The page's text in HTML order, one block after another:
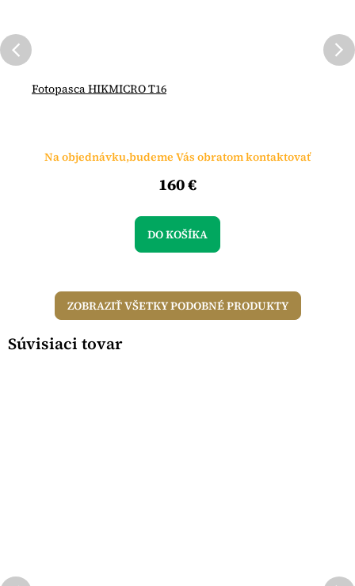
Fotopasca HIKMICRO T16
Na objednávku,budeme Vás obratom kontaktovať
160 €
DO KOŠÍKA
ZOBRAZIŤ VŠETKY PODOBNÉ PRODUKTY
Súvisiaci tovar